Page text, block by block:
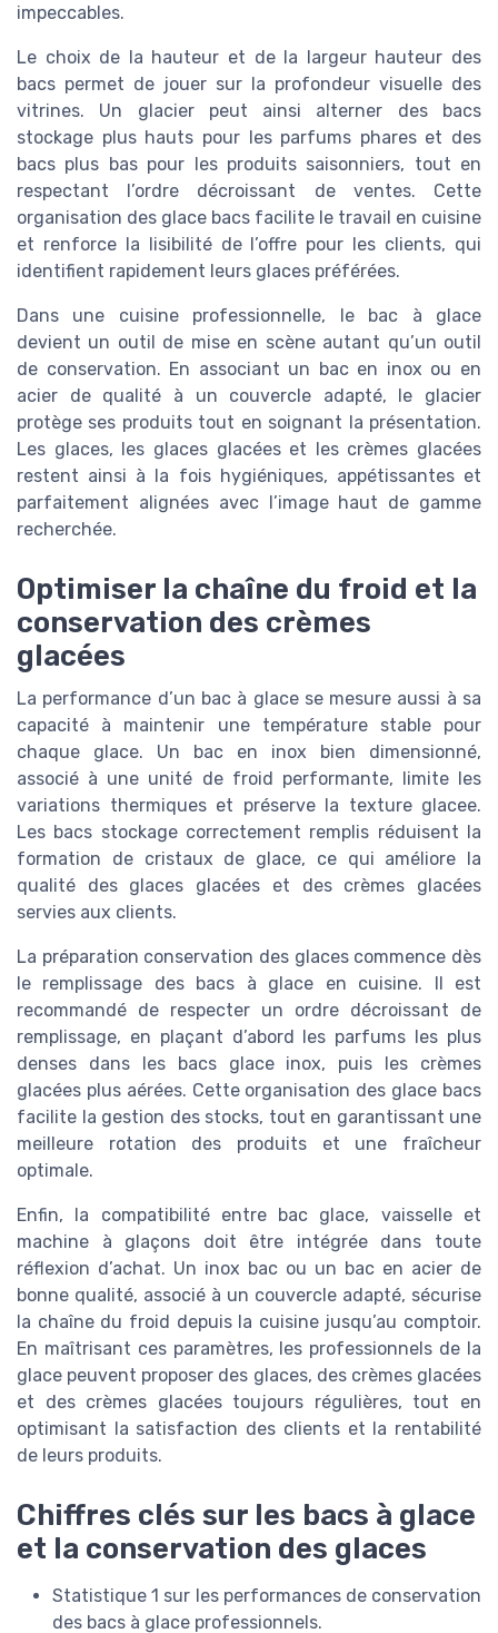
impeccables.
Le choix de la hauteur et de la largeur hauteur des
bacs permet de jouer sur la profondeur visuelle des
vitrines. Un glacier peut ainsi alterner des bacs
stockage plus hauts pour les parfums phares et des
bacs plus bas pour les produits saisonniers, tout en
respectant l’ordre décroissant de ventes. Cette
organisation des glace bacs facilite le travail en cuisine
et renforce la lisibilité de l’offre pour les clients, qui
identifient rapidement leurs glaces préférées.
Dans une cuisine professionnelle, le bac à glace
devient un outil de mise en scène autant qu’un outil
de conservation. En associant un bac en inox ou en
acier de qualité à un couvercle adapté, le glacier
protège ses produits tout en soignant la présentation.
Les glaces, les glaces glacées et les crèmes glacées
restent ainsi à la fois hygiéniques, appétissantes et
parfaitement alignées avec l’image haut de gamme
recherchée.
Optimiser la chaîne du froid et la
conservation des crèmes
glacées
La performance d’un bac à glace se mesure aussi à sa
capacité à maintenir une température stable pour
chaque glace. Un bac en inox bien dimensionné,
associé à une unité de froid performante, limite les
variations thermiques et préserve la texture glacee.
Les bacs stockage correctement remplis réduisent la
formation de cristaux de glace, ce qui améliore la
qualité des glaces glacées et des crèmes glacées
servies aux clients.
La préparation conservation des glaces commence dès
le remplissage des bacs à glace en cuisine. Il est
recommandé de respecter un ordre décroissant de
remplissage, en plaçant d’abord les parfums les plus
denses dans les bacs glace inox, puis les crèmes
glacées plus aérées. Cette organisation des glace bacs
facilite la gestion des stocks, tout en garantissant une
meilleure rotation des produits et une fraîcheur
optimale.
Enfin, la compatibilité entre bac glace, vaisselle et
machine à glaçons doit être intégrée dans toute
réflexion d’achat. Un inox bac ou un bac en acier de
bonne qualité, associé à un couvercle adapté, sécurise
la chaîne du froid depuis la cuisine jusqu’au comptoir.
En maîtrisant ces paramètres, les professionnels de la
glace peuvent proposer des glaces, des crèmes glacées
et des crèmes glacées toujours régulières, tout en
optimisant la satisfaction des clients et la rentabilité
de leurs produits.
Chiffres clés sur les bacs à glace
et la conservation des glaces
Statistique 1 sur les performances de conservation
des bacs à glace professionnels.